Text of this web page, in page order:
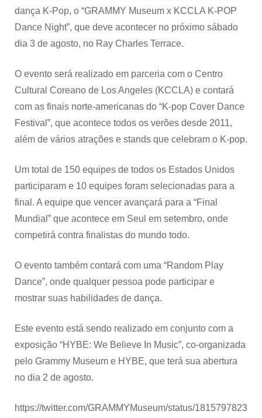
dança K-Pop, o “GRAMMY Museum x KCCLA K-POP
Dance Night”, que deve acontecer no próximo sábado
dia 3 de agosto, no Ray Charles Terrace.
O evento será realizado em parceria com o Centro
Cultural Coreano de Los Angeles (KCCLA) e contará
com as finais norte-americanas do “K-pop Cover Dance
Festival”, que acontece todos os verões desde 2011,
além de vários atrações e stands que celebram o K-pop.
Um total de 150 equipes de todos os Estados Unidos
participaram e 10 equipes foram selecionadas para a
final. A equipe que vencer avançará para a “Final
Mundial” que acontece em Seul em setembro, onde
competirá contra finalistas do mundo todo.
O evento também contará com uma “Random Play
Dance”, onde qualquer pessoa pode participar e
mostrar suas habilidades de dança.
Este evento está sendo realizado em conjunto com a
exposição “HYBE: We Believe In Music”, co-organizada
pelo Grammy Museum e HYBE, que terá sua abertura
no dia 2 de agosto.
https://twitter.com/GRAMMYMuseum/status/1815797823